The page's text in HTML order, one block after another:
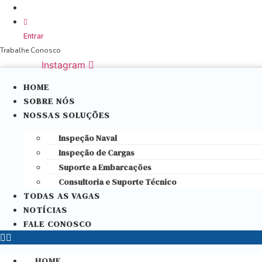
para
conteúdo
Entrar
Trabalhe Conosco
Instagram
HOME
SOBRE NÓS
NOSSAS SOLUÇÕES
Inspeção Naval
Inspeção de Cargas
Suporte a Embarcações
Consultoria e Suporte Técnico
TODAS AS VAGAS
NOTÍCIAS
FALE CONOSCO